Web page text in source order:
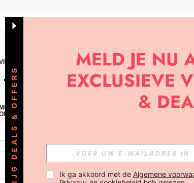
ONS
MELD JE A AN VOOR ONZE NIEUWSBRIEF OM DE LAATSTE
IS MOGELIJK ELK MOMENT).
NL + 31
KRIJG DEALS & OFFERS Ik ga akkoord met de Algemene